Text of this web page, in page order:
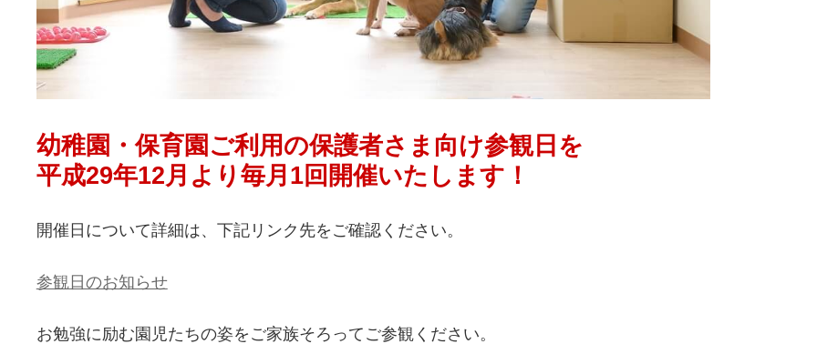
幼稚園・保育園ご利用の保護者さま向け参観日を
平成29年12月より毎月1回開催いたします！
開催日について詳細は、下記リンク先をご確認ください。
参観日のお知らせ
お勉強に励む園児たちの姿をご家族そろってご参観ください。